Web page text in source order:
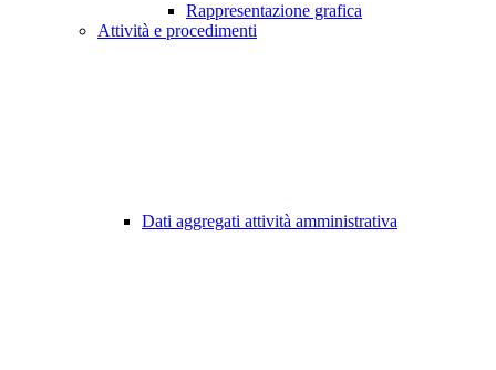
Rappresentazione grafica
Attività e procedimenti
Dati aggregati attività amministrativa